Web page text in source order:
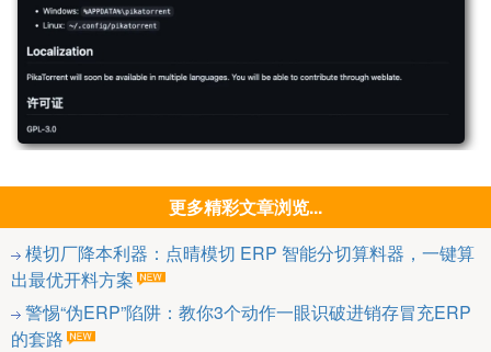
更多精彩文章浏览...
模切厂降本利器：点晴模切 ERP 智能分切算料器，一键算
出最优开料方案
警惕“伪ERP”陷阱：教你3个动作一眼识破进销存冒充ERP
的套路